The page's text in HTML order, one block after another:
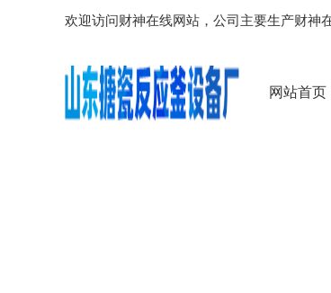
欢迎访问财神在线网站，公司主要生产财神
网站首页